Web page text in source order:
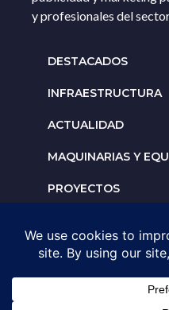
y profesionales del
DESTACADOS
INFRAESTRUCTURA
ACTUALIDAD
MAQUINARIAS Y
PROYECTOS
Solicita un
tu